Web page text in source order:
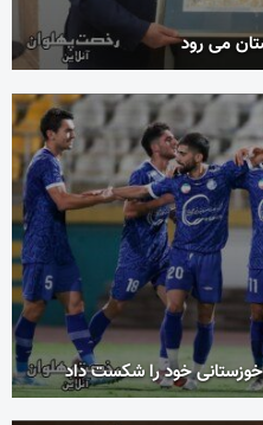
می رود
خوزستانی خود را شکست داد